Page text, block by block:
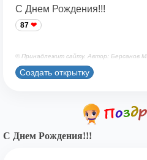
С Днем Рождения!!!
87
© Принадлежит сайту. Автор: Берсанов М.
Создать открытку
С Днем Рождения!!!